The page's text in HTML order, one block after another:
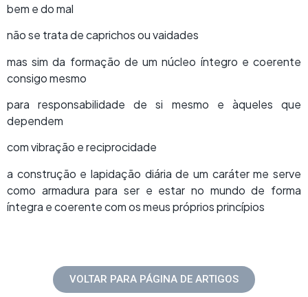
bem e do mal
não se trata de caprichos ou vaidades
mas sim da formação de um núcleo íntegro e coerente
consigo mesmo
para responsabilidade de si mesmo e àqueles que
dependem
com vibração e reciprocidade
a construção e lapidação diária de um caráter me serve
como armadura para ser e estar no mundo de forma
íntegra e coerente com os meus próprios princípios
VOLTAR PARA PÁGINA DE ARTIGOS